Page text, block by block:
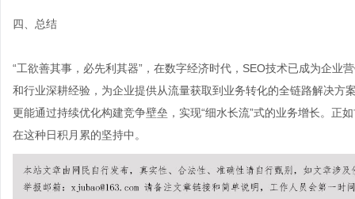
四、总结
“工欲善其事，必先利其器”，在数字经济时代，SEO技术已成为企业
和行业深耕经验，为企业提供从流量获取到业务转化的全链路解决方
更能通过持续优化构建竞争壁垒，实现“细水长流”式的业务增长。正
在这种日积月累的坚持中。